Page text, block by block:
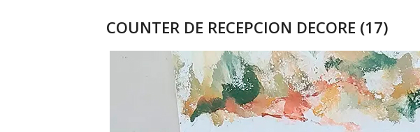
COUNTER DE RECEPCION DECORE (17)